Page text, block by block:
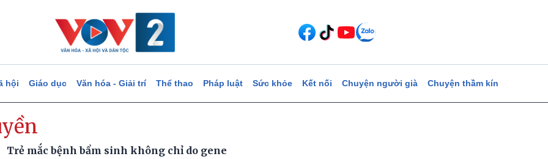
hội Giáo dục Văn hóa - Giải trí Thể thao Pháp luật Sức khỏe Kết nối Chuyện người già Chuyện thầm kín
Trẻ mắc bệnh bẩm sinh không chỉ do gene